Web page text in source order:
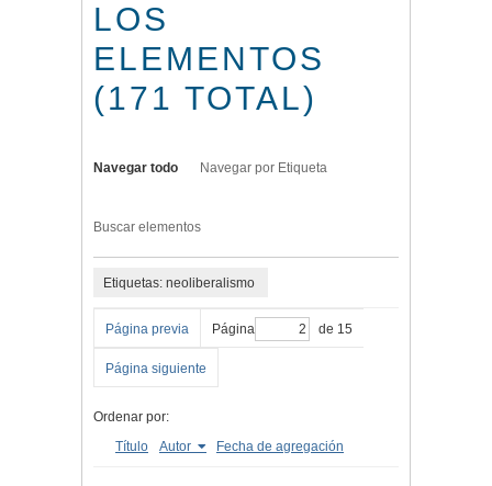
LOS
ELEMENTOS
(171 TOTAL)
Navegar todo Navegar por Etiqueta
Buscar elementos
Etiquetas: neoliberalismo
Página previa Página de 15
Página siguiente
Ordenar por:
Título
Autor Fecha de agregación